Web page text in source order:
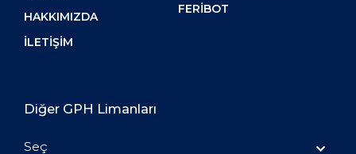
HAKKIMIZDA
İLETIŞIM
FERIBOT
Diğer GPH Limanları
Seç